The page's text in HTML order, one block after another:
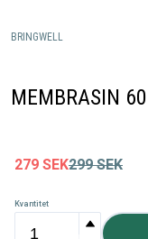
BRINGWELL
MEMBRASIN
279 SEK299 SEK
Kvantitet